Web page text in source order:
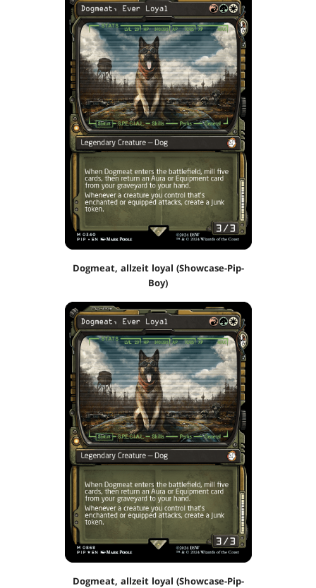
Dogmeat, allzeit loyal (Showcase-Pip-
Boy)
Dogmeat, allzeit loyal (Showcase-Pip-